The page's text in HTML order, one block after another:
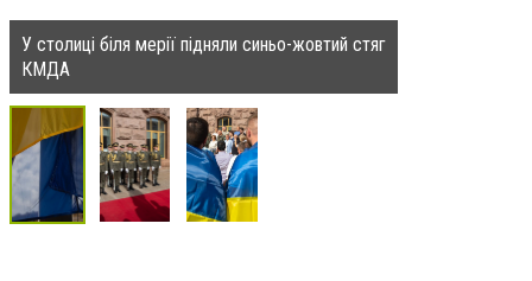
У столиці біля мерії підняли синьо-жовтий стяг
КМДА